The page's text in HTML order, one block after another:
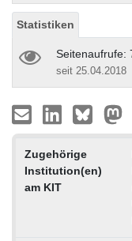
Statistiken
Seitenaufrufe:
seit 25.04.2018
Zugehörige
Institution(en)
am KIT